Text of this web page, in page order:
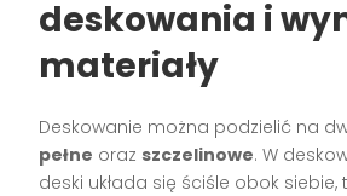
deskowania i
materiały
Deskowanie można podzielić na
pełne oraz szczelinowe. W
deski układa się ściśle obok